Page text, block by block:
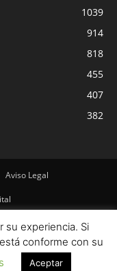
1039
914
818
455
407
382
Aviso Legal
su experiencia. Si
conforme con su
Aceptar